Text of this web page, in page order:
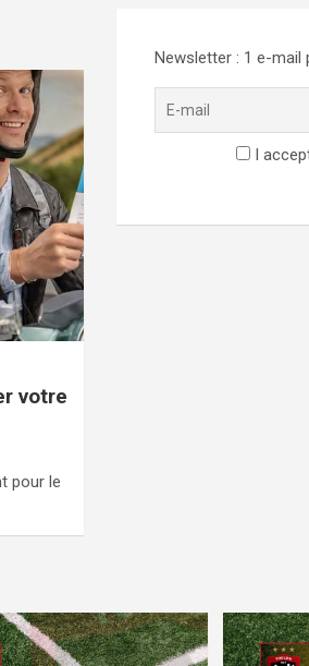
votre
pour le
Newsletter : 1 e-mail
I